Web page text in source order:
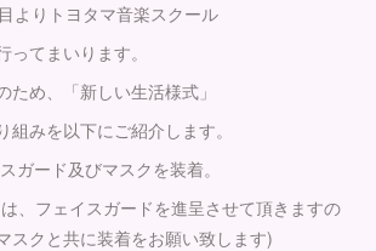
よりトヨタマ音楽スクール
てまいります。
ため、「新しい生活様式」
組みを以下にご紹介します。
ガード及びマスクを装着。
、フェイスガードを進呈させて頂きますの
スクと共に装着をお願い致します)